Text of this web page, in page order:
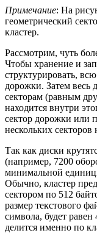
Примечание: На
геометрический
кластер.
Рассмотрим, чуть
Чтобы хранение и
структурировать,
дорожки. Затем весь
секторам (равным
находится внутри
сектор дорожки или
нескольких
Так как диски
(например, 7200
минимальной
Обычно, кластер
сектором по 512
размер текстового
символа, будет
делится именно по